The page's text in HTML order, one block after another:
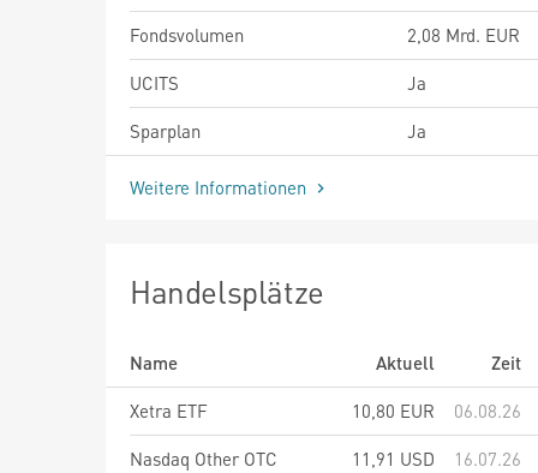
Fondsvolumen
2,08 Mrd. EUR
UCITS
Ja
Sparplan
Ja
Weitere Informationen
Handelsplätze
Name Aktuell
Zeit
Xetra ETF
10,80 EUR
06.08.26
Nasdaq Other OTC
11,91 USD
16.07.26